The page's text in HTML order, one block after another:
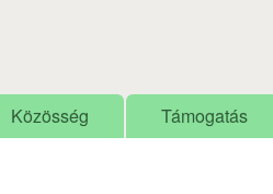
Közösség Támogatás